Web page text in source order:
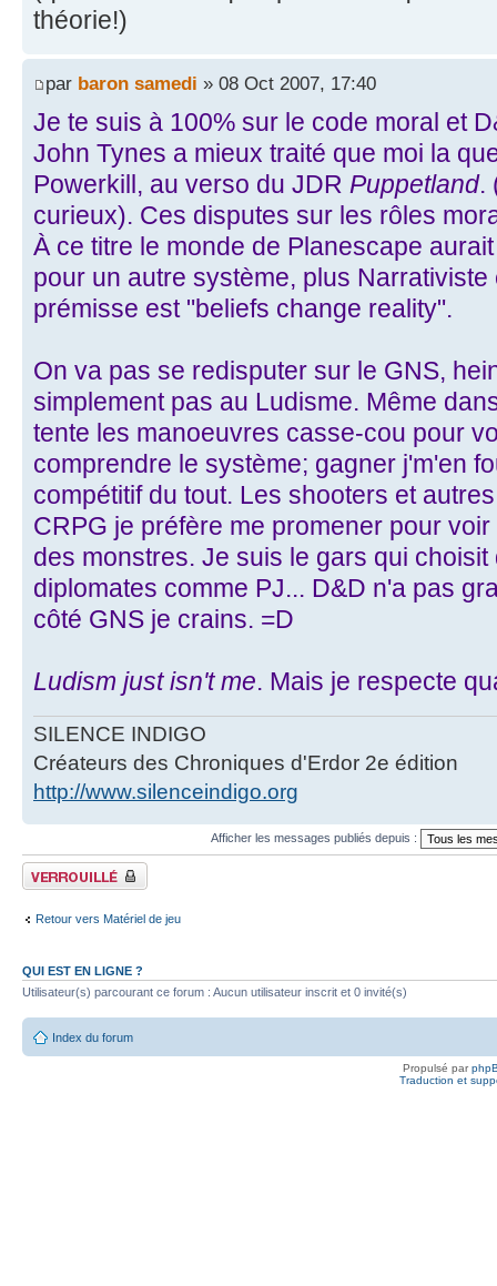
théorie!)
par baron samedi » 08 Oct 2007, 17:40
Je te suis à 100% sur le code moral et
John Tynes a mieux traité que moi la
Powerkill, au verso du JDR Puppetland.
curieux). Ces disputes sur les rôles
À ce titre le monde de Planescape
pour un autre système, plus
prémisse est "beliefs change reality".
On va pas se redisputer sur le GNS,
simplement pas au Ludisme. Même
tente les manoeuvres casse-cou pour
comprendre le système; gagner j'm'en
compétitif du tout. Les shooters et
CRPG je préfère me promener pour
des monstres. Je suis le gars qui
diplomates comme PJ... D&D n'a pas
côté GNS je crains. =D
Ludism just isn't me. Mais je respecte
SILENCE INDIGO
Créateurs des Chroniques d'Erdor 2e édition
http://www.silenceindigo.org
Afficher les messages publiés depuis :
Fil verrouillé
Retour vers Matériel de jeu
QUI EST EN LIGNE ?
Utilisateur(s) parcourant ce forum : Aucun utilisateur inscrit et 0 invité(s)
Index du forum
Propulsé par
Traduction et